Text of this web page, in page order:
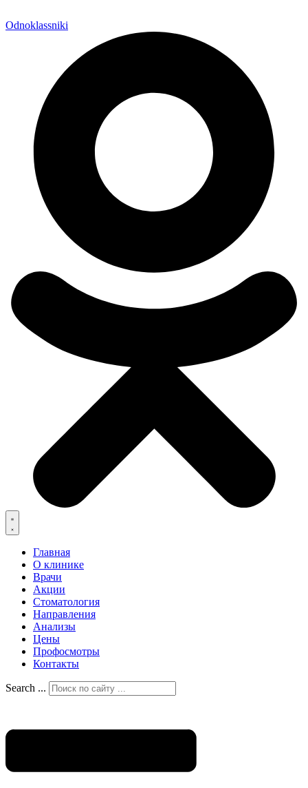
Odnoklassniki
Главная
О клинике
Врачи
Акции
Стоматология
Направления
Анализы
Цены
Профосмотры
Контакты
Search ...